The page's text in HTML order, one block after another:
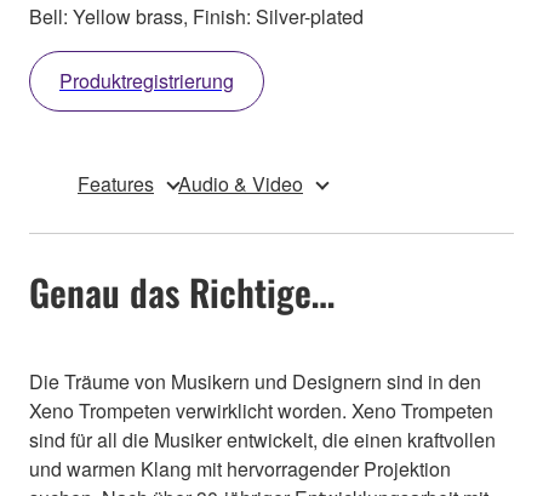
Bell: Yellow brass, Finish: Silver-plated
Produktregistrierung
Features Audio & Video
Genau das Richtige…
Die Träume von Musikern und Designern sind in den
Xeno Trompeten verwirklicht worden. Xeno Trompeten
sind für all die Musiker entwickelt, die einen kraftvollen
und warmen Klang mit hervorragender Projektion